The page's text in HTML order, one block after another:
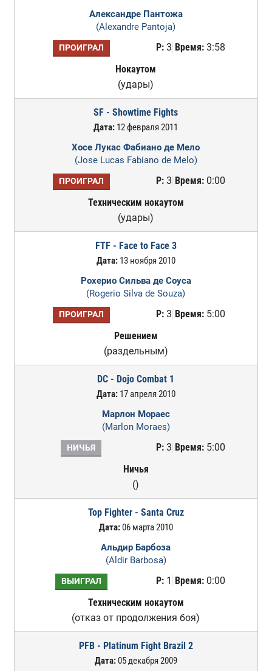
Александре Пантожа
(Alexandre Pantoja)
ПРОИГРАЛ Р:3 Время:3:58
Нокаутом
(удары)
SF - Showtime Fights
Дата: 12 февраля 2011
Хосе Лукас Фабиано де Мело
(Jose Lucas Fabiano de Melo)
ПРОИГРАЛ Р:3 Время:0:00
Техническим нокаутом
(удары)
FTF - Face to Face 3
Дата:13 ноября 2010
Рохерио Сильва де Соуса
(Rogerio Silva de Souza)
ПРОИГРАЛ Р:3 Время:5:00
Решением
(раздельным)
DC - Dojo Combat 1
Дата:17 апреля 2010
Марлон Мораес
(Marlon Moraes)
НИЧЬЯ Р:3 Время:5:00
Ничья
()
Top Fighter - Santa Cruz
Дата:06 марта 2010
Альдир Барбоза
(Aldir Barbosa)
ВЫИГРАЛ Р:1 Время:0:00
Техническим нокаутом
(отказ от продолжения боя)
PFB - Platinum Fight Brazil 2
Дата:05 декабря 2009